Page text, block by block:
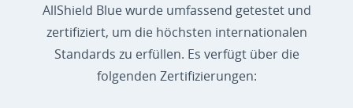
AllShield Blue wurde umfassend getestet und
zertifiziert, um die höchsten internationalen
Standards zu erfüllen. Es verfügt über die
folgenden Zertifizierungen: